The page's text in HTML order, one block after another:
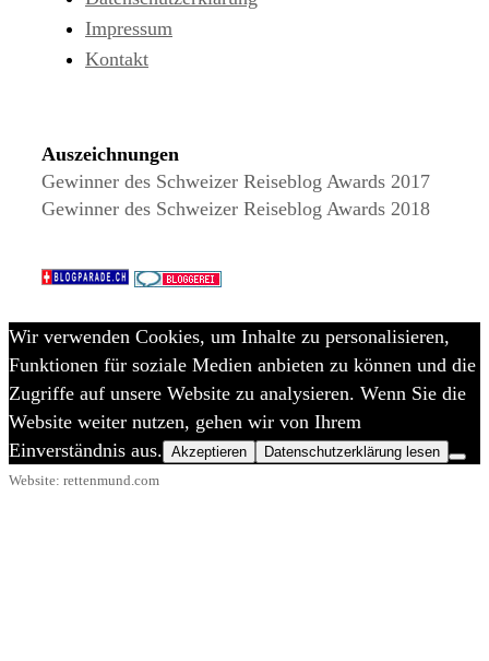
Impressum
Kontakt
Auszeichnungen
Gewinner des Schweizer Reiseblog Awards 2017
Gewinner des Schweizer Reiseblog Awards 2018
Website: rettenmund.com
Wir verwenden Cookies, um Inhalte zu personalisieren,
Funktionen für soziale Medien anbieten zu können und die
Zugriffe auf unsere Website zu analysieren. Wenn Sie die
Website weiter nutzen, gehen wir von Ihrem
Einverständnis aus. Akzeptieren Datenschutzerklärung lesen